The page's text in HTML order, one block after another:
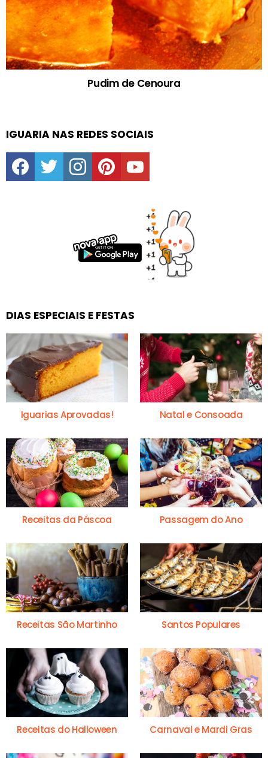
Pudim de Cenoura
IGUARIA NAS REDES SOCIAIS
facebooktwitter instagrampinterestyoutube
DIAS ESPECIAIS E FESTAS
Iguarias Aprovadas! Natal e Consoada
Receitas da Páscoa Passagem do Ano
Receitas São Martinho Santos Populares
Receitas do Halloween Carnaval e Mardi Gras